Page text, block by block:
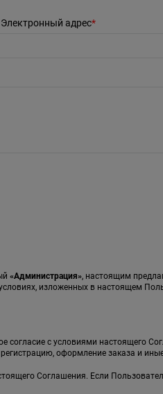
Электронный адрес
«Администрация», настоящим
изложенных в настоящем
согласие с условиями настоящего
оформление заказа и
Соглашения. Если